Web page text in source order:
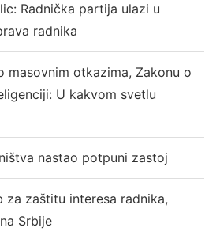
Radnička partija ulazi u
radnika
masovnim otkazima, Zakonu o
U kakvom svetlu
nastao potpuni zastoj
za zaštitu interesa radnika,
Srbije